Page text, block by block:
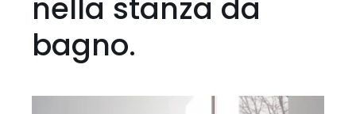
nella stanza da
bagno.